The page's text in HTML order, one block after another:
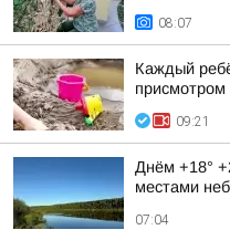
08:07
Каждый
присмотром
09:21
Днём +18°
местами
07:04